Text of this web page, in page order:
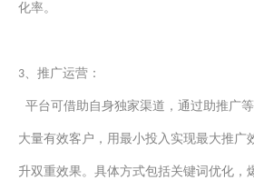
化率。
3、推广运营：
平台可借助自身独家渠道，通过助推广
大量有效客户，用最小投入实现最大推广
升双重效果。具体方式包括关键词优化，